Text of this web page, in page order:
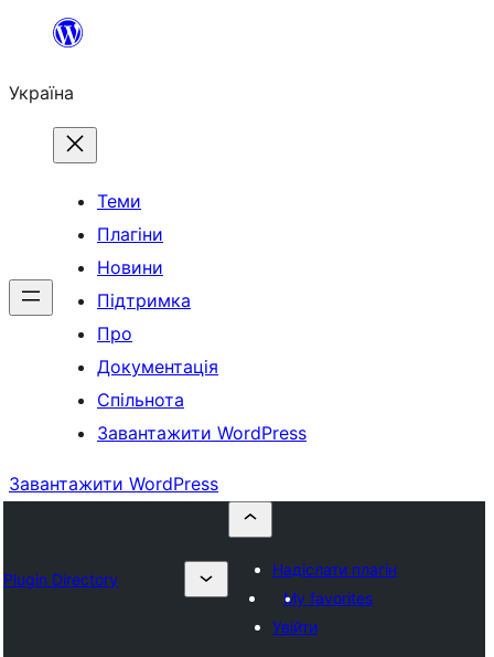
Перейти
вмісту
Україна
Теми
Плагіни
Новини
Підтримка
Про
Документація
Спільнота
Завантажити WordPress
Завантажити WordPress
Plugin Directory
Надіслати плагін
My favorites
Увійти